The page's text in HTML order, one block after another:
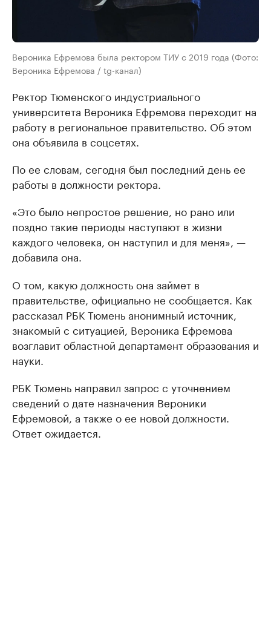
Вероника Ефремова была ректором ТИУ с 2019 года (Фото:
Вероника Ефремова / tg-канал)
Ректор Тюменского индустриального
университета Вероника Ефремова переходит на
работу в региональное правительство. Об этом
она объявила в соцсетях.
По ее словам, сегодня был последний день ее
работы в должности ректора.
«Это было непростое решение, но рано или
поздно такие периоды наступают в жизни
каждого человека, он наступил и для меня», —
добавила она.
О том, какую должность она займет в
правительстве, официально не сообщается. Как
рассказал РБК Тюмень анонимный источник,
знакомый с ситуацией, Вероника Ефремова
возглавит областной департамент образования и
науки.
РБК Тюмень направил запрос с уточнением
сведений о дате назначения Вероники
Ефремовой, а также о ее новой должности.
Ответ ожидается.